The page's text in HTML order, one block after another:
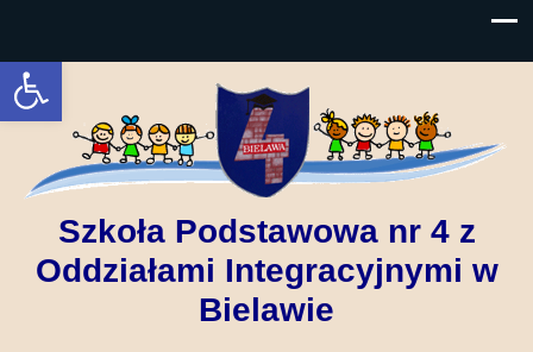
Open toolbar
Szkoła Podstawowa nr 4 z
Oddziałami Integracyjnymi w
Bielawie